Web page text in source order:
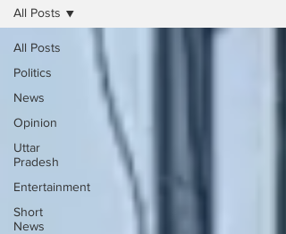
All Posts
Politics
News
Opinion
Uttar
Pradesh
Entertainment
Short
News
All Posts